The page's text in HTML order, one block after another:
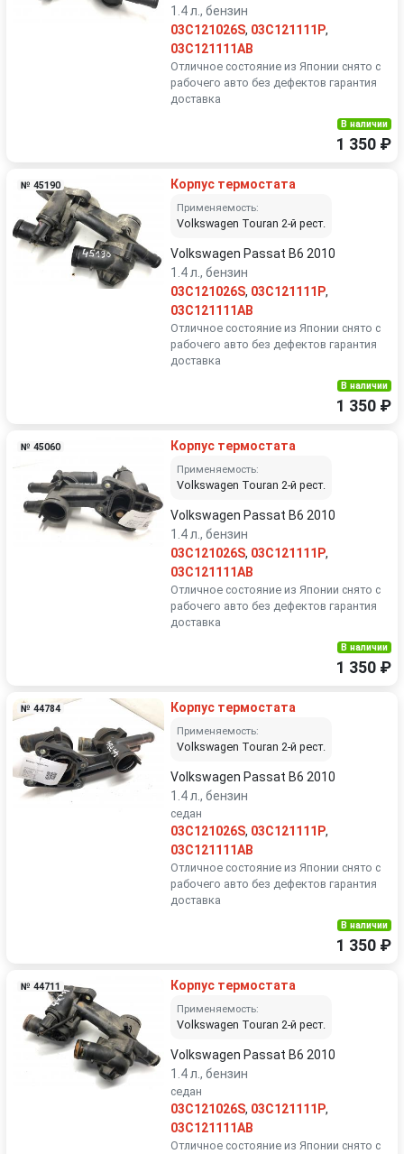
1.4 л., бензин
03C121026S, 03C121111P,
03C121111AB
Отличное состояние из Японии снято с
рабочего авто без дефектов гарантия
доставка
В наличии
1 350 ₽
№ 45190 Корпус термостата
Применяемость:
Volkswagen Touran 2-й рест.
Volkswagen Passat B6 2010
1.4 л., бензин
03C121026S, 03C121111P,
03C121111AB
Отличное состояние из Японии снято с
рабочего авто без дефектов гарантия
доставка
В наличии
1 350 ₽
№ 45060 Корпус термостата
Применяемость:
Volkswagen Touran 2-й рест.
Volkswagen Passat B6 2010
1.4 л., бензин
03C121026S, 03C121111P,
03C121111AB
Отличное состояние из Японии снято с
рабочего авто без дефектов гарантия
доставка
В наличии
1 350 ₽
№ 44784 Корпус термостата
Применяемость:
Volkswagen Touran 2-й рест.
Volkswagen Passat B6 2010
1.4 л., бензин
седан
03C121026S, 03C121111P,
03C121111AB
Отличное состояние из Японии снято с
рабочего авто без дефектов гарантия
доставка
В наличии
1 350 ₽
№ 44711 Корпус термостата
Применяемость:
Volkswagen Touran 2-й рест.
Volkswagen Passat B6 2010
1.4 л., бензин
седан
03C121026S, 03C121111P,
03C121111AB
Отличное состояние из Японии снято с